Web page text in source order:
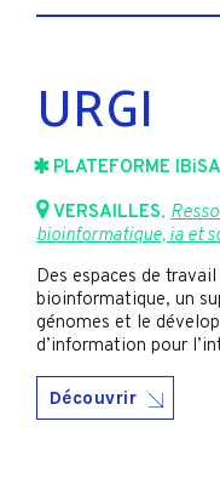
URGI
PLATEFORME IBiSA
VERSAILLES,
bioinformatique, ia et
Des espaces de
bioinformatique, un
génomes et le
d’information pour
Découvrir